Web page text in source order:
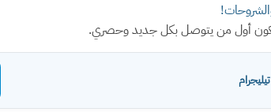
لتكون أول من يتوصل بكل جديد وحصري.
تيليجرام